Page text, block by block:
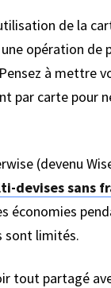
de la
opération de
à mettre
par carte pour
(devenu
devises sans
économies
sont limités.
tout partagé